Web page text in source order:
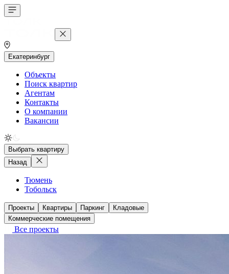
Екатеринбург
Объекты
Поиск квартир
Агентам
Контакты
О компании
Вакансии
Выбрать квартиру
Назад
Тюмень
Тобольск
Проекты Квартиры Паркинг
Кладовые
Коммерческие помещения
Все проекты